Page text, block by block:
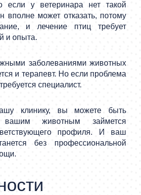
если у ветеринара нет такой
вполне может отказать, потому
и лечение птиц требует
и опыта.
заболеваниями животных
и терапевт. Но если проблема
специалист.
клинику, вы можете быть
животным займется
профиля. И ваш
без профессиональной